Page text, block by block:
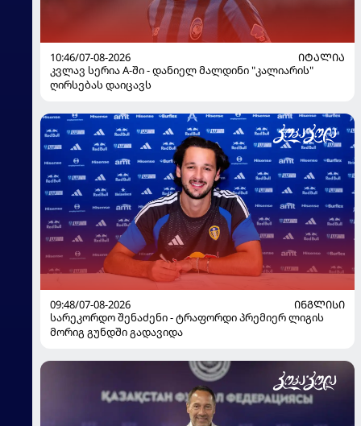
10:46/07-08-2026
ᲘᲢᲐᲚᲘᲐ
კვლავ სერია A-ში - დანიელ მალდინი "კალიარის"
ღირსებას დაიცავს
09:48/07-08-2026
ᲘᲜᲒᲚᲘᲡᲘ
სარეკორდო შენაძენი - ტრაფორდი პრემიერ ლიგის
მორიგ გუნდში გადავიდა